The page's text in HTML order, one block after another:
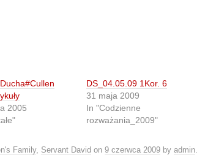
2005
DS_04.05.09 1Kor. 6
31 maja 2009
In "Codzienne
rozważania_2009"
Family, Servant David on 9 czerwca 2009 by admin.